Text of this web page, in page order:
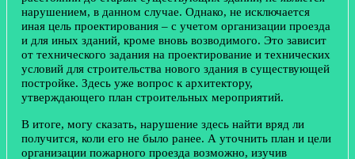
нарушением, в данном случае. Однако, не исключается
иная цель проектирования – с учетом организации проезда
и для иных зданий, кроме вновь возводимого. Это зависит
от технического задания на проектирование и технических
условий для строительства нового здания в существующей
постройке. Здесь уже вопрос к архитектору,
утверждающего план строительных мероприятий.
В итоге, могу сказать, нарушение здесь найти вряд ли
получится, коли его не было ранее. А уточнить план и цели
организации пожарного проезда возможно, изучив